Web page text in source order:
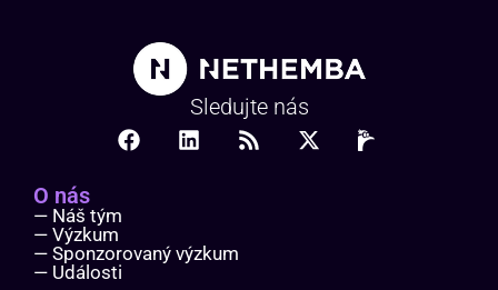
Sledujte nás
O nás
— Náš tým
— Výzkum
— Sponzorovaný výzkum
— Události